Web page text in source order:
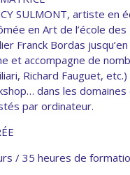
SULMONT, artiste en
en Art de l’école
Franck Bordas
et accompagne de
Richard Fauguet,
dans les
par ordinateur.
/ 35 heures de